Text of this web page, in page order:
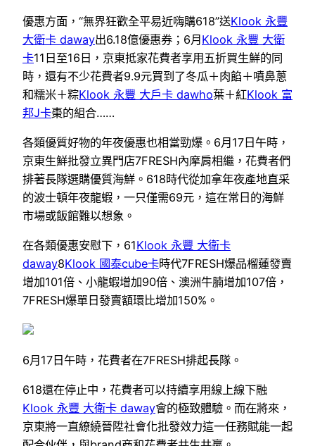
優惠方面，“無界狂歡全平易近嗨購618”送Klook 永豐
大衛卡 daway出6.18億優惠券；6月Klook 永豐 大衛
卡11日至16日，京東抵家花費者享用五折買生鮮的同
時，還有不少花費者9.9元買到了冬瓜＋肉餡＋噴鼻蔥
和糯米＋粽Klook 永豐 大戶卡 dawho葉＋紅Klook 富
邦J卡棗的組合……
各類優質好物的年夜優惠也相當勁爆。6月17日午時，
京東生鮮批發立異門店7FRESH內摩肩相繼，花費者們
排著長隊選購優質海鮮。618時代從加拿年夜產地直采
的波士頓年夜龍蝦，一只僅需69元，這在常日的海鮮
市場或飯館難以想象。
在各類優惠安慰下，61Klook 永豐 大衛卡
daway8Klook 國泰cube卡時代7FRESH爆品榴蓮發賣
增加101倍、小龍蝦增加90倍、澳洲牛腩增加107倍，
7FRESH爆單日發賣額環比增加150%。
6月17日午時，花費者在7FRESH排起長隊。
618還在停止中，花費者可以持續享用線上線下融
Klook 永豐 大衛卡 daway會的極致體驗。而在將來，
京東將一直繚繞晉陞社會化批發效力這一任務賦能一起